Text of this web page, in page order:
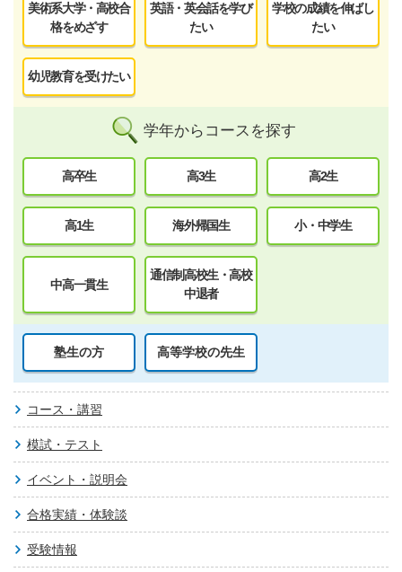
美術系大学・高校合
格をめざす
英語・英会話を学び
たい
学校の成績を伸ばし
たい
幼児教育を受けたい
学年からコースを探す
高卒生 高3生 高2生
高1生 海外帰国生 小・中学生
中高一貫生
通信制高校生・高校
中退者
塾生の方 高等学校の先生
コース・講習
模試・テスト
イベント・説明会
合格実績・体験談
受験情報